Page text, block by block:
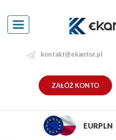
Toggle
navigation
kontakt@ekantor.pl
ZAŁÓŻ KONTO
EURPLN